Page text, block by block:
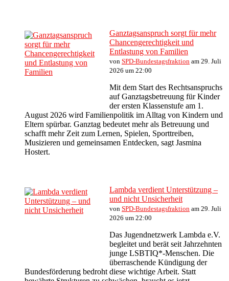
Ganztagsanspruch sorgt für mehr
Chancengerechtigkeit und
Entlastung von Familien
von SPD-Bundestagsfraktion am 29. Juli
2026 um 22:00
Mit dem Start des Rechtsanspruchs
auf Ganztagsbetreuung für Kinder
der ersten Klassenstufe am 1.
August 2026 wird Familienpolitik im Alltag von Kindern und
Eltern spürbar. Ganztag bedeutet mehr als Betreuung und
schafft mehr Zeit zum Lernen, Spielen, Sporttreiben,
Musizieren und gemeinsamen Entdecken, sagt Jasmina
Hostert.
Lambda verdient Unterstützung –
und nicht Unsicherheit
von SPD-Bundestagsfraktion am 29. Juli
2026 um 22:00
Das Jugendnetzwerk Lambda e.V.
begleitet und berät seit Jahrzehnten
junge LSBTIQ*-Menschen. Die
überraschende Kündigung der
Bundesförderung bedroht diese wichtige Arbeit. Statt